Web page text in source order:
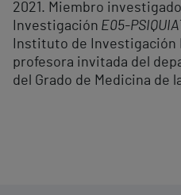
2021. Miembro
Investigación E05-
Instituto de Investigación
profesora invitada del
del Grado de Medicina de